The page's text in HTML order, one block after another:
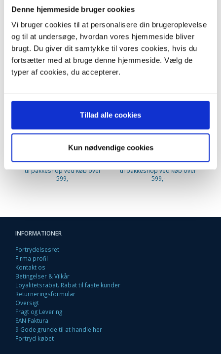
Denne hjemmeside bruger cookies
Vi bruger cookies til at personalisere din brugeroplevelse
og til at undersøge, hvordan vores hjemmeside bliver
brugt. Du giver dit samtykke til vores cookies, hvis du
fortsætter med at bruge denne hjemmeside. Vælg de
typer af cookies, du accepterer.
Tillad alle cookies
Kun nødvendige cookies
ANDRE KØBTE OGSÅ
HEPA filter Philips FC8031
199,95 DKKm/Moms
39,00 til pakkehops. Fri fragt
til pakkeshop ved køb over
599,-
Philips HEPA filter
199,95 DKK
Plus leveringsomkostninger.
39,00 til pakkehops. Fri fragt
til pakkeshop ved køb over
599,-
til
INFORMATIONER
Fortrydelsesret
Firma profil
Kontakt os
Betingelser & Vilkår
Loyalitetsrabat. Rabat til faste kunder
Returneringsformular
Oversigt
Fragt og Levering
EAN Faktura
9 Gode grunde til at handle her
Fortryd købet